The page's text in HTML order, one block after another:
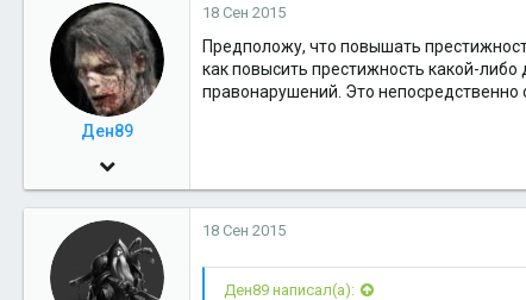
Ден89
4 Дек 2009
3,339
36
18 Сен 2015
Предположу, что повышать
как повысить престижность какой-
правонарушений. Это непосредственно
18 Сен 2015
Ден89 написал(а):